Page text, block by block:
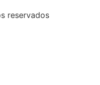
reservados